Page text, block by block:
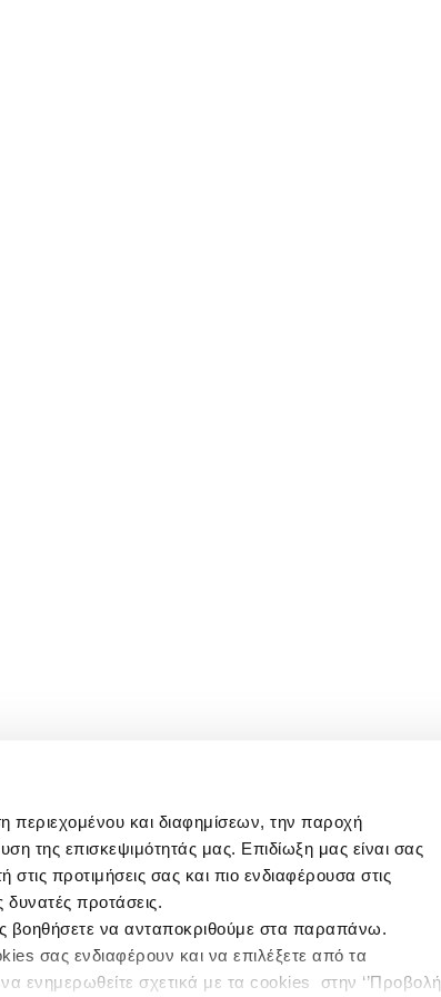
περιεχομένου και διαφημίσεων, την παροχή
της επισκεψιμότητάς μας. Επιδίωξη μας είναι σας
προτιμήσεις σας και πιο ενδιαφέρουσα στις
δυνατές προτάσεις.
βοηθήσετε να ανταποκριθούμε στα παραπάνω.
σας ενδιαφέρουν και να επιλέξετε από τα
να ενημερωθείτε σχετικά με τα cookies στην ‘’Προβολή